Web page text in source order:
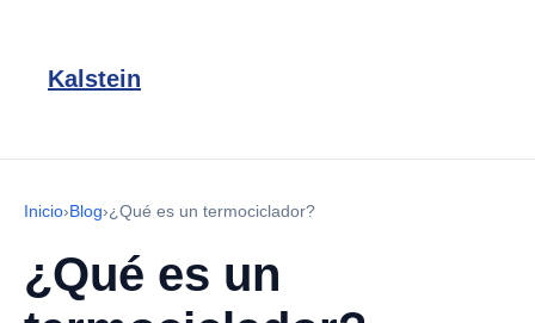
Kalstein
Inicio›Blog›¿Qué es un termociclador?
¿Qué es un